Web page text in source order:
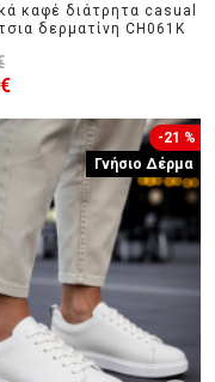
καφέ διάτρητα casual
δερματίνη CH061K
Γνήσιο Δέρμα
-21 %